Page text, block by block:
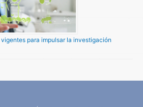
para impulsar la investigación